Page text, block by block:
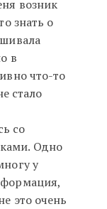
возник
знать о
в
что-то
стало
со
Одно
у
это очень